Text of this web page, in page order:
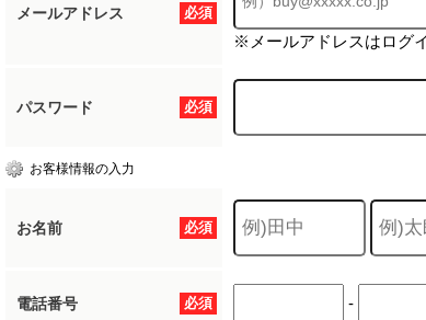
必須
メールアドレス
※メールアドレスはログ
必須
パスワード
お客様情報の入力
必須
お名前
必須
電話番号 -